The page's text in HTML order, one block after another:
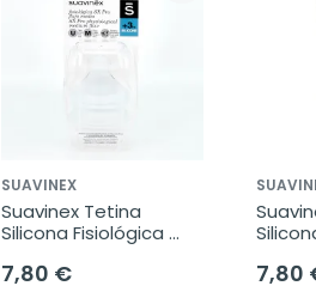
SUAVINEX
Suavinex Tetina
Silicona Fisiológica
7,80 € 7,80